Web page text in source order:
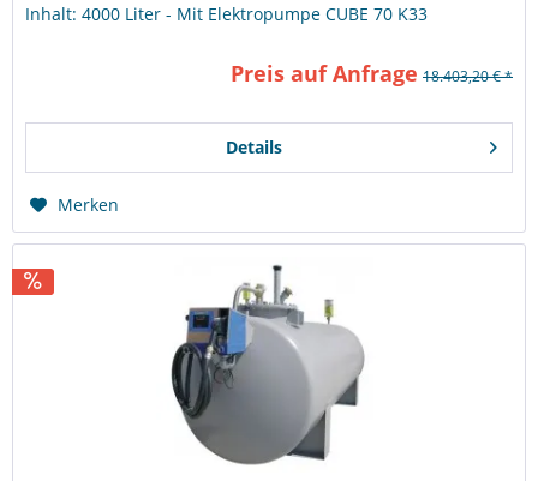
Inhalt: 4000 Liter - Mit Elektropumpe CUBE 70 K33
Preis auf Anfrage 18.403,20 € *
Details
Merken